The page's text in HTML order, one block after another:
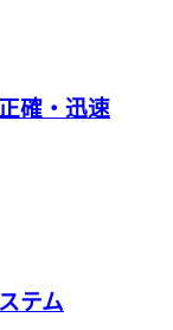
確・迅速
テム